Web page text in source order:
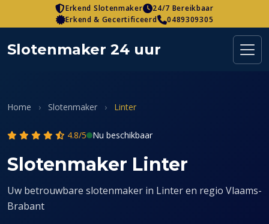
to
content
Erkend Slotenmaker
24/7 Bereikbaar
Erkend & Gecertificeerd
0489309305
Slotenmaker 24 uur
Home › Slotenmaker › Linter
4.8/5 Nu beschikbaar
Slotenmaker Linter
Uw betrouwbare slotenmaker in Linter en regio Vlaams-
Brabant